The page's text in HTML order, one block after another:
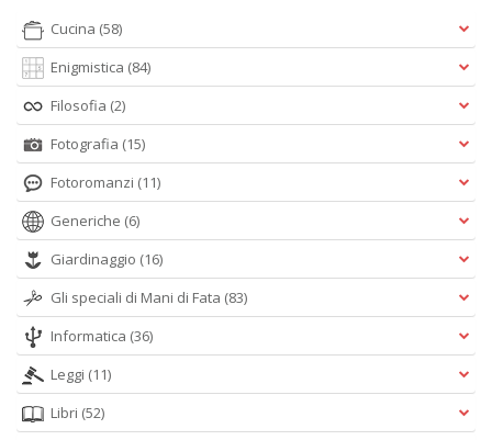
Cucina (58)
Enigmistica (84)
Filosofia (2)
Fotografia (15)
Fotoromanzi (11)
Generiche (6)
Giardinaggio (16)
Gli speciali di Mani di Fata (83)
Informatica (36)
Leggi (11)
Libri (52)